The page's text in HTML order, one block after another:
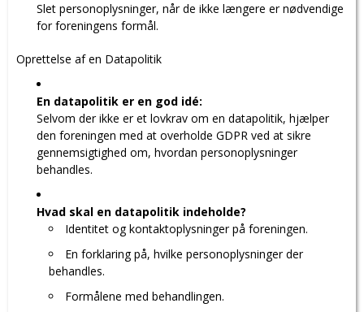
Slet personoplysninger, når de ikke længere er nødvendige
for foreningens formål.
Oprettelse af en Datapolitik
En datapolitik er en god idé:
Selvom der ikke er et lovkrav om en datapolitik, hjælper
den foreningen med at overholde GDPR ved at sikre
gennemsigtighed om, hvordan personoplysninger
behandles.
Hvad skal en datapolitik indeholde?
Identitet og kontaktoplysninger på foreningen.
En forklaring på, hvilke personoplysninger der
behandles.
Formålene med behandlingen.